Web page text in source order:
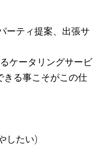
ーティ提案、出張サ
ケータリングサービ
きる事こそがこの仕
したい)